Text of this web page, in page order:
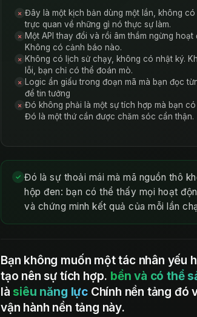
✗ Đây là một kịch bản dùng một lần, không có
trực quan về những gì nó thực sự làm.
✗
Một API thay đổi và rồi âm thầm ngừng hoạt
Không có cảnh báo nào.
✗
Không có lịch sử chạy, không có nhật ký.
lỗi, bạn chỉ có thể đoán mò.
✗
Logic ẩn giấu trong đoạn mã mà bạn đọc
để tin tưởng
✗ Đó không phải là một sự tích hợp mà bạn có
Đó là một thứ cần được chăm sóc cẩn thận.
✓ Đó là sự thoải mái mà mã nguồn thô
hộp đen: bạn có thể thấy mọi hoạt
và chứng minh kết quả của mỗi lần
Bạn không muốn một tác nhân yếu
tạo nên sự tích hợp. bền và có thể
là siêu năng lựcChính nền tảng đó
vận hành nền tảng này.